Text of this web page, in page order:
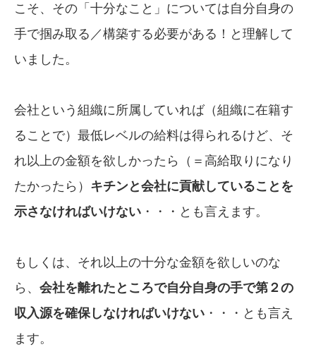
こそ、その「十分なこと」については自分自身の
手で掴み取る／構築する必要がある！と理解して
いました。
会社という組織に所属していれば（組織に在籍す
ることで）最低レベルの給料は得られるけど、そ
れ以上の金額を欲しかったら（＝高給取りになり
たかったら） キチンと会社に貢献していることを
示さなければいけない ・・・とも言えます。
もしくは、それ以上の十分な金額を欲しいのな
ら、 会社を離れたところで自分自身の手で第２の
収入源を確保しなければいけない ・・・とも言え
ます。